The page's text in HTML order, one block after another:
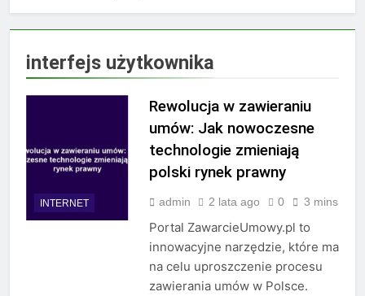
interfejs użytkownika
INTERNET
Rewolucja w zawieraniu
umów: Jak nowoczesne
technologie zmieniają
polski rynek prawny
admin 2 lata ago 0 3 mins
Portal ZawarcieUmowy.pl to
innowacyjne narzędzie, które ma
na celu uproszczenie procesu
zawierania umów w Polsce.